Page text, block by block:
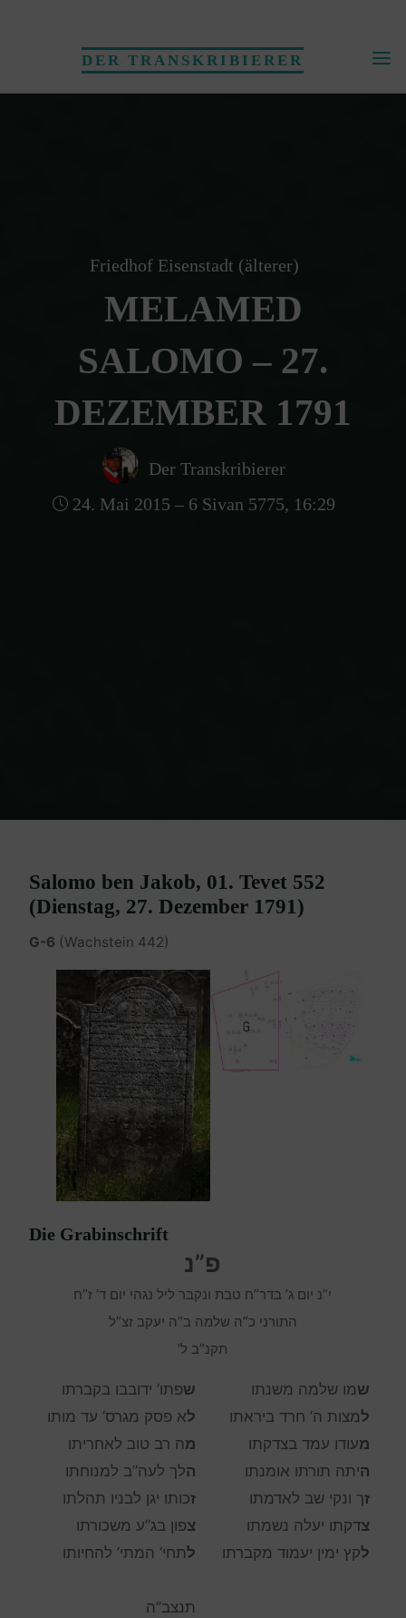
DER TRANSKRIBIERER
Friedhof Eisenstadt (älterer)
MELAMED
SALOMO – 27.
DEZEMBER 1791
Der Transkribierer
24. Mai 2015 – 6 Sivan 5775, 16:29
Salomo ben Jakob, 01. Tevet 552
(Dienstag, 27. Dezember 1791)
G-6 (Wachstein 442)
Die Grabinschrift
פ”נ
י”נ יום ג’ בדר”ח טבת ונקבר ליל נגהי יום ד’ ז”ח
התורני כ”ה שלמה ב”ה יעקב זצ”ל
תקנ”ב ל’
שפתו’ ידובבו בקברתו
לא פסק מגרס’ עד מותו
מה רב טוב לאחריתו
הלך לעה”ב למנוחתו
זכותו יגן לבניו תהלתו
צפון בג”ע משכורתו
לתחי’ המתי’ להחיותו
תנצב”ה
שמו שלמה משנתו
למצות ה’ חרד ביראתו
מעודו עמד בצדקתו
היתה תורתו אומנתו
זך ונקי שב לאדמתו
צדקתו יעלה נשמתו
לקץ ימין יעמוד מקברתו